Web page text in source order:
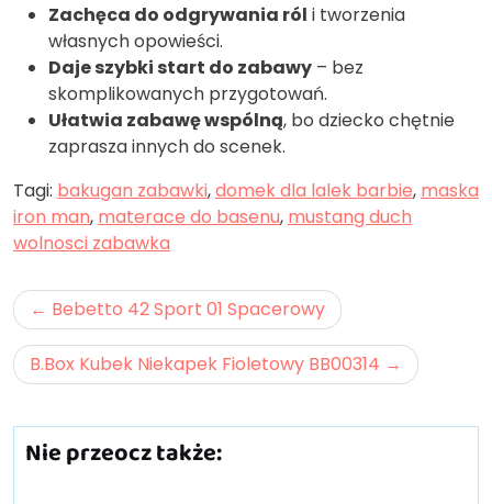
Zachęca do odgrywania ról i tworzenia
własnych opowieści.
Daje szybki start do zabawy – bez
skomplikowanych przygotowań.
Ułatwia zabawę wspólną, bo dziecko chętnie
zaprasza innych do scenek.
Tagi: bakugan zabawki,domek dla lalek barbie, maska
iron man, materace do basenu, mustang duch
wolnosci zabawka
Nawigacja
wpisu
Bebetto 42 Sport 01 Spacerowy
B.Box Kubek Niekapek Fioletowy BB00314
Nie przeocz także: